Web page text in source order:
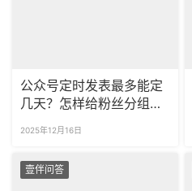
公众号定时发表最多能定
几天？怎样给粉丝分组推
2025年12月16日
壹伴问答